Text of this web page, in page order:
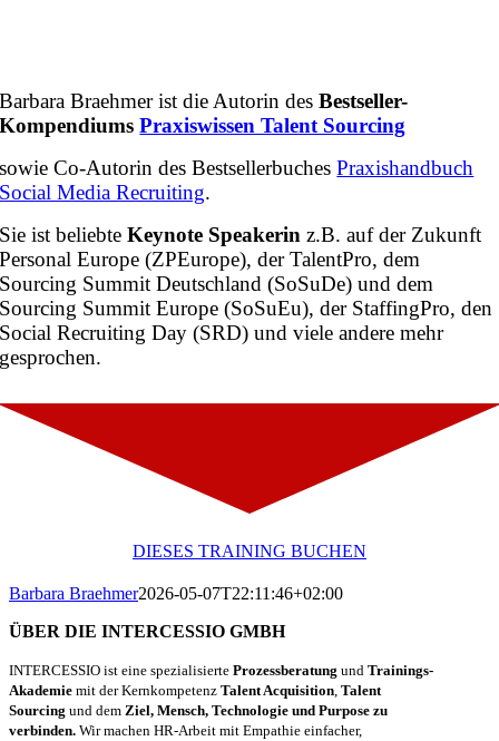
Barbara Braehmer ist die Autorin desBestseller-
Kompendiums Praxiswissen Talent Sourcing
sowie Co-Autorin des BestsellerbuchesPraxishandbuch
Social Media Recruiting.
Sie ist beliebteKeynote Speakerin z.B. auf der Zukunft
Personal Europe (ZPEurope), der TalentPro, dem
Sourcing Summit Deutschland (SoSuDe) und dem
Sourcing Summit Europe (SoSuEu), der StaffingPro, den
Social Recruiting Day (SRD) und viele andere mehr
gesprochen.
DIESES TRAINING BUCHEN
Barbara Braehmer2026-05-07T22:11:46+02:00
ÜBER DIE INTERCESSIO GMBH
INTERCESSIO ist eine spezialisierte Prozessberatung und Trainings-
Akademie mit der Kernkompetenz Talent Acquisition, Talent
Sourcing und dem Ziel, Mensch, Technologie und Purpose zu
verbinden. Wir machen HR-Arbeit mit Empathie einfacher,